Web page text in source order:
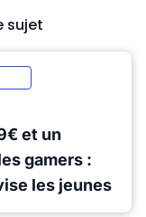
sujet
et un
gamers :
les jeunes